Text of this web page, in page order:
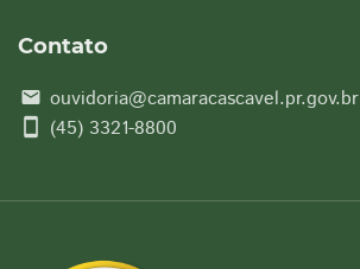
Contato
email ouvidoria@camaracascavel.pr.gov.br
smartphone (45) 3321-8800